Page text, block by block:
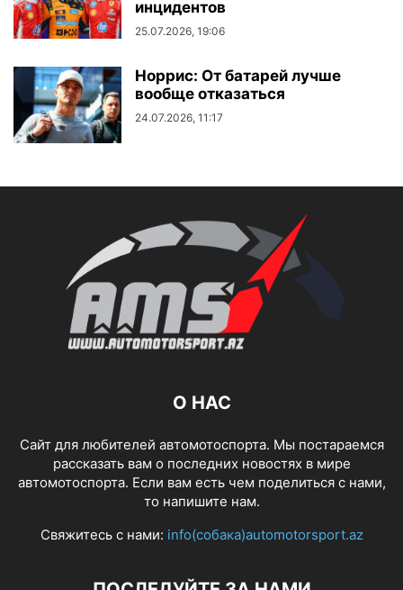
инцидентов
25.07.2026, 19:06
Норрис: От батарей лучше
вообще отказаться
24.07.2026, 11:17
О НАС
Сайт для любителей автомотоспорта. Мы постараемся
рассказать вам о последних новостях в мире
автомотоспорта. Если вам есть чем поделиться с нами,
то напишите нам.
Свяжитесь с нами: info(собака)automotorsport.az